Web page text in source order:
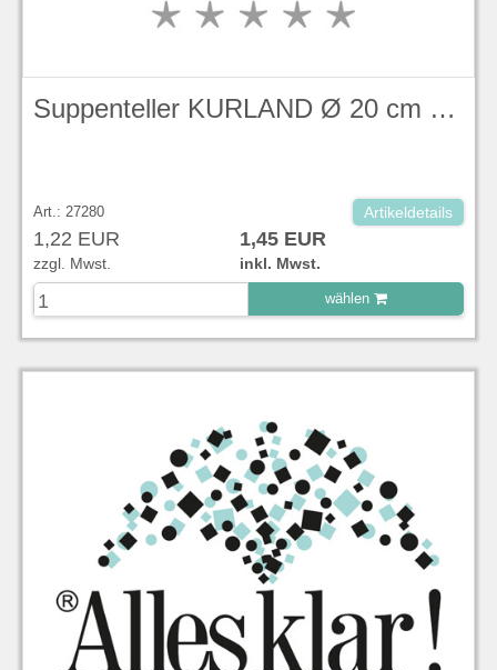
Suppenteller KURLAND Ø 20 cm KPM
Art.: 27280 Artikeldetails
1,22 EUR 1,45 EUR
zzgl. Mwst. inkl. Mwst.
wählen
zu Warenkorb hinzugefügt.